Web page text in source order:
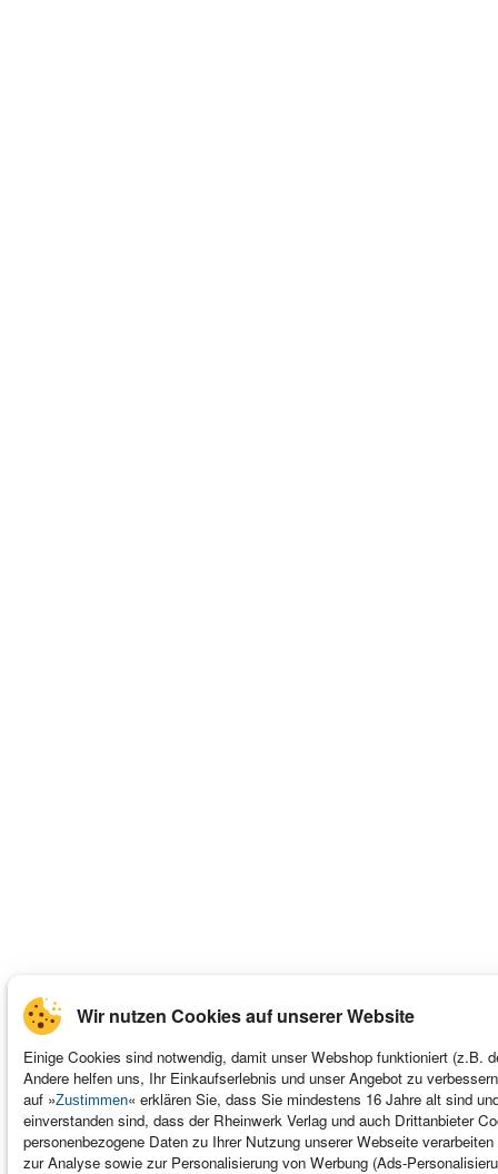
Wir nutzen Cookies auf unserer Website
Einige Cookies sind notwendig, damit unser Webshop funktioniert (z.B.
Andere helfen uns, Ihr Einkaufserlebnis und unser Angebot zu
auf »Zustimmen« erklären Sie, dass Sie mindestens 16 Jahre alt sind
einverstanden sind, dass der Rheinwerk Verlag und auch Drittanbieter
personenbezogene Daten zu Ihrer Nutzung unserer Webseite
zur Analyse sowie zur Personalisierung von Werbung (Ads-